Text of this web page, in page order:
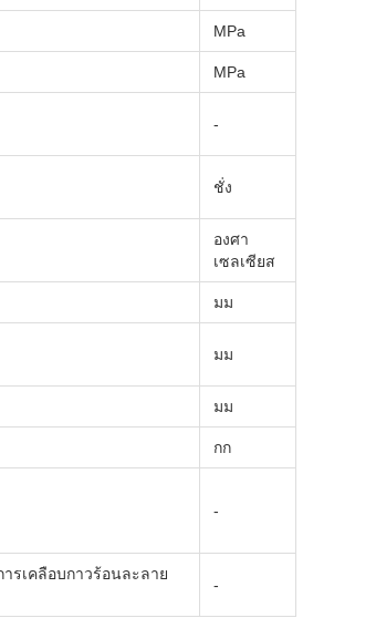
MPa
MPa
-
ชั่ง
องศา
เซลเซียส
มม
มม
มม
กก
-
รเคลือบกาวร้อนละลาย
-